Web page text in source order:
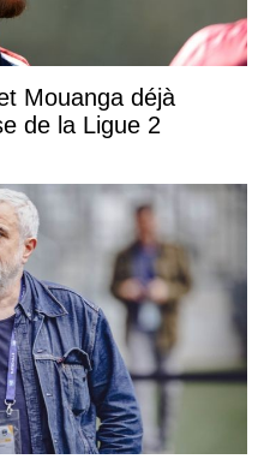
Mouanga déjà
de la Ligue 2